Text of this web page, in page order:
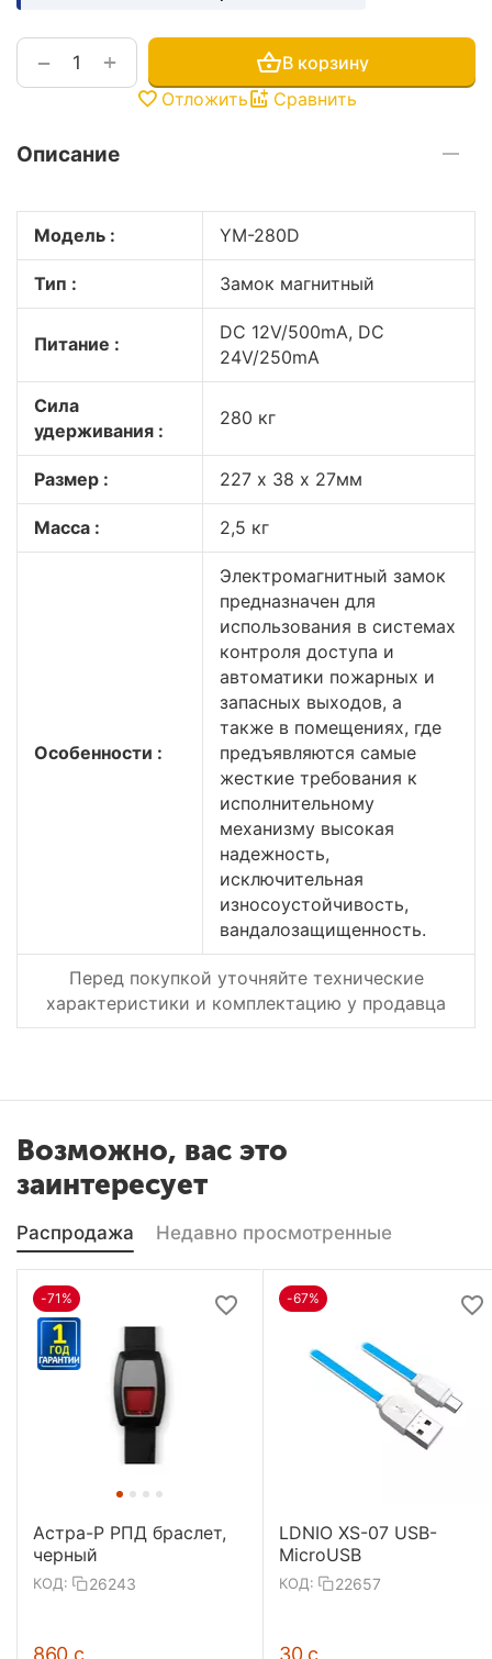
+
−
В корзину
Отложить
Сравнить
Описание
Модель : YM-280D
Тип : Замок магнитный
Питание :
DC 12V/500mA, DC
24V/250mA
Сила
удерживания :
280 кг
Размер : 227 х 38 х 27мм
Масса : 2,5 кг
Особенности :
Электромагнитный замок
предназначен для
использования в системах
контроля доступа и
автоматики пожарных и
запасных выходов, а
также в помещениях, где
предъявляются самые
жесткие требования к
исполнительному
механизму высокая
надежность,
исключительная
износоустойчивость,
вандалозащищенность.
Перед покупкой уточняйте технические
характеристики и комплектацию у продавца
Возможно, вас это
заинтересует
Распродажа Недавно просмотренные
-71%
Астра-Р РПД браслет,
черный
КОД: 26243
‍860‍ с
-67%
LDNIO XS-07 USB-
MicroUSB
КОД: 22657
‍30‍ с